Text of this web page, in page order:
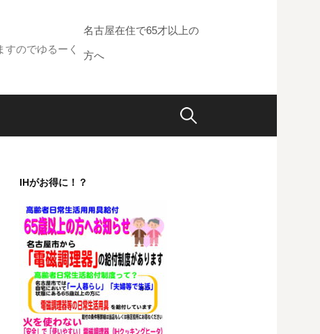
のでゆるーく
名古屋在住で65才以上の
方へ
検
IHがお得に！？